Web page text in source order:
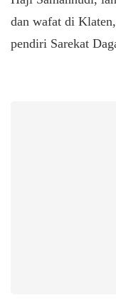
dan wafat di
pendiri Sarekat